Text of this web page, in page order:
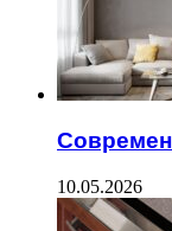
10.05.2026